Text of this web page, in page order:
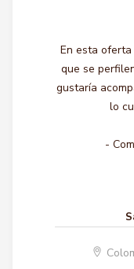
En esta
que se
gustaría
lo
-